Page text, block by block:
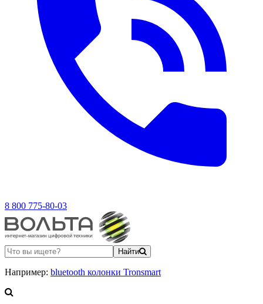
8 800 775-80-03
Найти
Например: bluetooth колонки Tronsmart